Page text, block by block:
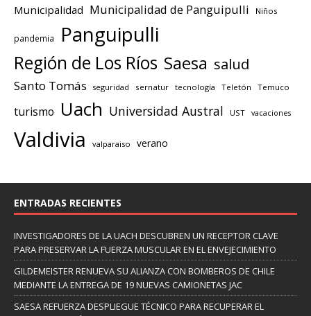
Municipalidad Municipalidad de Panguipulli Niños
pandemia Panguipulli
Región de Los Ríos Saesa salud
Santo Tomás seguridad sernatur tecnología Teletón Temuco
turismo Uach Universidad Austral UST vacaciones
Valdivia valparaiso verano
ENTRADAS RECIENTES
INVESTIGADORES DE LA UACH DESCUBREN UN RECEPTOR CLAVE
PARA PRESERVAR LA FUERZA MUSCULAR EN EL ENVEJECIMIENTO
GILDEMEISTER RENUEVA SU ALIANZA CON BOMBEROS DE CHILE
MEDIANTE LA ENTREGA DE 19 NUEVAS CAMIONETAS JAC
SAESA REFUERZA DESPLIEGUE TÉCNICO PARA RECUPERAR EL